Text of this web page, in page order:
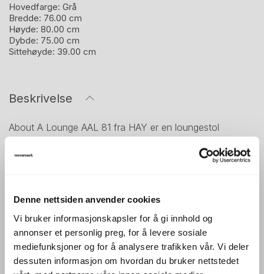
Denne nettsiden anvender cookies
Vi bruker informasjonskapsler for å gi innhold og
annonser et personlig preg, for å levere sosiale
mediefunksjoner og for å analysere trafikken vår. Vi deler
dessuten informasjon om hvordan du bruker nettstedet
Hovedfarge: Grå
Bredde: 76.00 cm
Høyde: 80.00 cm
Dybde: 75.00 cm
Sittehøyde: 39.00 cm
Beskrivelse
About A Lounge AAL 81 fra HAY er en loungestol
loungeområder, venterom og sosiale soner. Stolen har en
Størrelsen gjør stolen godt egnet som frittstående møbel
eller som del av en sittegruppe. Den passer fint i både